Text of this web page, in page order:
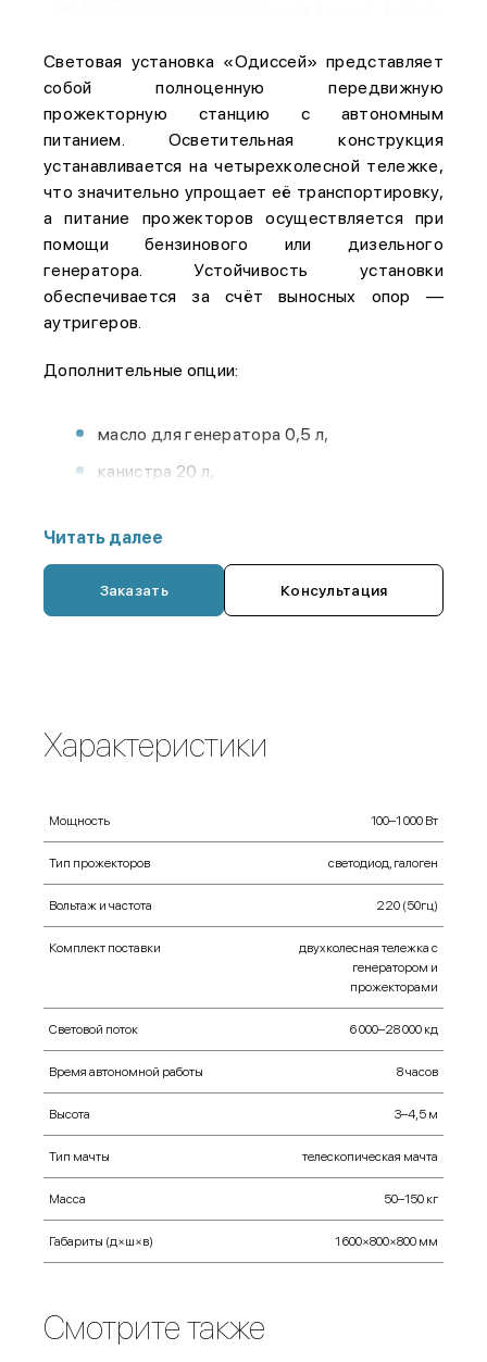
Световая установка «Одиссей» представляет
собой полноценную передвижную
прожекторную станцию с автономным
питанием. Осветительная конструкция
устанавливается на четырехколесной тележке,
что значительно упрощает её транспортировку,
а питание прожекторов осуществляется при
помощи бензинового или дизельного
генератора. Устойчивость установки
обеспечивается за счёт выносных опор —
аутригеров.
Дополнительные опции:
масло для генератора 0,5 л,
канистра 20 л,
Читать далее
Заказать Консультация
Характеристики
Мощность 100–1 000 Вт
Тип прожекторов светодиод, галоген
Вольтаж и частота 220 (50гц)
Комплект поставки
двухколесная тележка с
генератором и
прожекторами
Световой поток 6 000–28 000 кд
Время автономной работы 8 часов
Высота 3–4,5 м
Тип мачты телескопическая мачта
Масса 50–150 кг
Габариты (д×ш×в) 1 600×800×800 мм
Смотрите также